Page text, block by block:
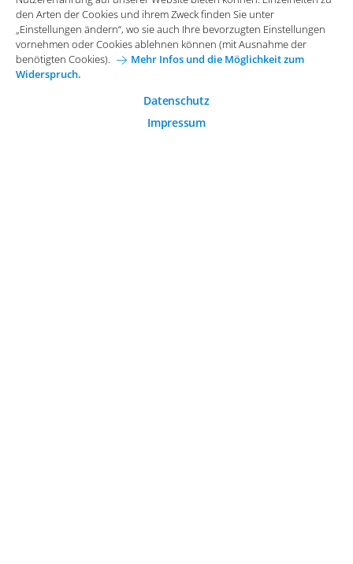
Allgemeine Einkaufsbedingungen
Karriere bei Arvato Systems Kontakt
den Arten der Cookies und ihrem Zweck finden Sie unter
„Einstellungen ändern“, wo sie auch Ihre bevorzugten Einstellungen
vornehmen oder Cookies ablehnen können (mit Ausnahme der
benötigten Cookies).
Mehr Infos und die Möglichkeit zum
Widerspruch.
Datenschutz
Impressum
Funktionale Cookies
Diese Cookies sind essenziell wichtig für die einwandfreie
Funktion der Website.
Analytische Cookies
Analytische Cookies werden verwendet, um das